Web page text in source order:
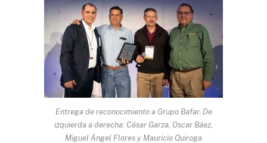
Entrega de reconocimiento a Grupo Bafar. De
izquierda a derecha: César Garza, Oscar Báez,
Miguel Ángel Flores y Mauricio Quiroga